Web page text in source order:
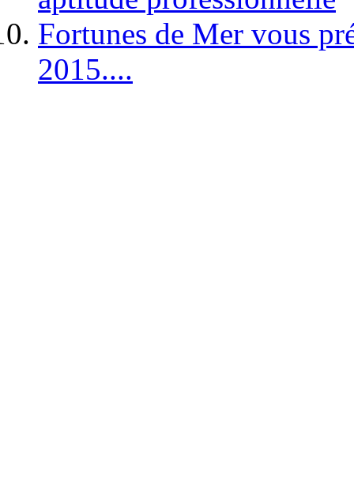
Fortunes de Mer vous
2015....